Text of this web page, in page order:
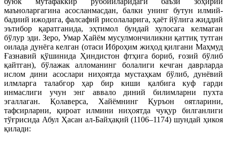
маъноларгагина асосланмасдан, балки унинг бутун илмий-
бадиий ижодига, фалсафий рисолаларига, ҳаёт йўлига жиддий
эътибор қаратганида, эҳтимол бундай хулосага келмаган
бўлур эди. Зеро, Умар Хайём мусулмончиликни қаттиқ тутган
оилада дунёга келган (отаси Иброҳим жиҳод қилгани Маҳмуд
Ғазнавий қўшинида Ҳиндистон фтҳига бориб, ғозий бўлиб
қайтган), бўлажак алломанинг болалиги кечган даврларда
ислом дини асослари ниҳоятда мустаҳкам бўлиб, дунёвий
илмларга талабгор ҳар бир киши қалбига куф гарди
инмаслиги учун энг аввало диний билимларни пухта
эгаллаган. Қолаверса, Хайёмнинг Қуръон оятларини,
тафсирларни, қироат илмини ниҳоятда чуқур билганлиги
тўғрисида Абул Ҳасан ал-Байҳақий (1106–1174) шундай ҳикоя
қилади: